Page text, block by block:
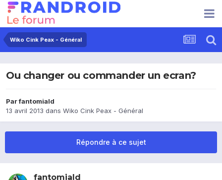
Wiko Cink Peax - Général
Ou changer ou commander un ecran?
Parfantomiald
13 avril 2013 dans Wiko Cink Peax - Général
Répondre à ce sujet
fantomiald